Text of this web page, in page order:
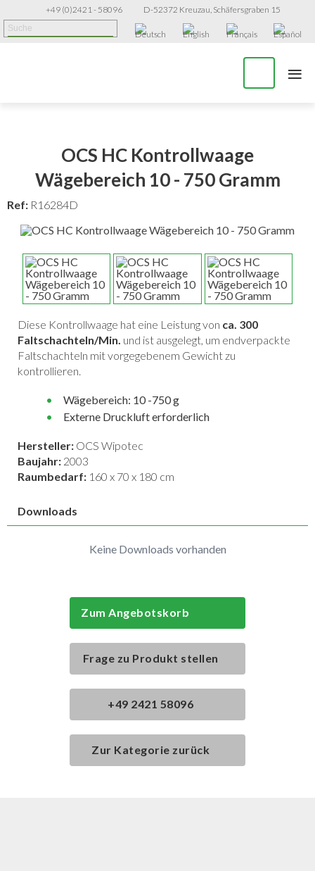
+49 (0)2421 - 58096 D-52372 Kreuzau, Schäfersgraben 15
≡
OCS HC Kontrollwaage
Wägebereich 10 - 750 Gramm
Ref: R16284D
Diese Kontrollwaage hat eine Leistung von ca. 300
Faltschachteln/Min. und ist ausgelegt, um endverpackte
Faltschachteln mit vorgegebenem Gewicht zu
kontrollieren.
Wägebereich: 10 -750 g
Externe Druckluft erforderlich
Hersteller: OCS Wipotec
Baujahr: 2003
Raumbedarf: 160 x 70 x 180 cm
Downloads
Keine Downloads vorhanden
Zum Angebotskorb
Frage zu Produkt stellen
+49 2421 58096
Zur Kategorie zurück